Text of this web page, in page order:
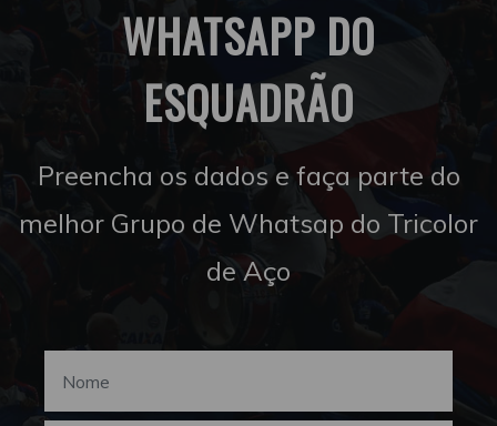
WHATSAPP DO
ESQUADRÃO
Preencha os dados e faça parte do
melhor Grupo de Whatsap do Tricolor
de Aço